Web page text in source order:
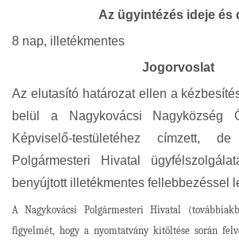
Az ügyintézés ideje és
8 nap, illetékmentes
Jogorvoslat
Az elutasító határozat ellen a
belül a Nagykovácsi Nagyközség
Képviselő-testületéhez címzett,
Polgármesteri Hivatal
benyújtott illetékmentes fellebbezéssel
A Nagykovácsi Polgármesteri Hivatal
figyelmét, hogy a nyomtatvány kitöltése során